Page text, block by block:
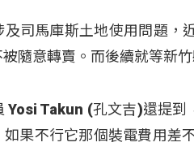
及司馬庫斯土地使用問題，
隨意轉賣。而後續就等新
Yosi Takun (孔文吉)還提
果不行它那個裝電費用差